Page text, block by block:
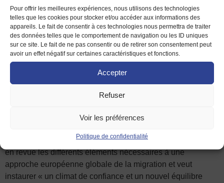
Pour offrir les meilleures expériences, nous utilisons des technologies
telles que les cookies pour stocker et/ou accéder aux informations des
appareils. Le fait de consentir à ces technologies nous permettra de traiter
des données telles que le comportement de navigation ou les ID uniques
sur ce site. Le fait de ne pas consentir ou de retirer son consentement peut
avoir un effet négatif sur certaines caractéristiques et fonctions.
Accepter
Refuser
Voir les préférences
Politique de confidentialité
aussi au sein de chacun de nos pays membres : celui des
migrations.
La Commission et le Parlement ont proposé au cours des
années passées des solutions ou tout au moins des modus
vivendi qui ont été plus ou moins bien respectés. La
Déclaration Universelle des Droits de l’Homme stipule
pourtant dans son article 13 : « Toute personne a le droit de
quitter tout pays, y compris le sien, et de revenir dans son
un nouveau pacte sur la migration et l’asile : celui-ci passe
en revue les différents éléments nécessaires à une
approche européenne globale de la migration et veut
instaurer « un climat de confiance et un nouvel équilibre